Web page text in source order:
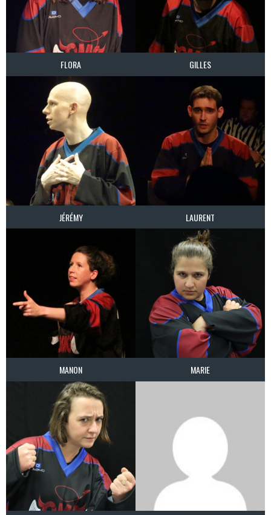
FLORA GILLES
JÉRÉMY LAURENT
MANON MARIE